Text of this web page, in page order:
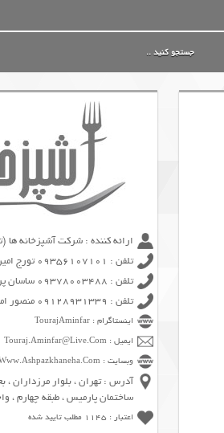
ارائه کننده : شرکت آشپزخانه ها
تلفن : 09356107101 تورج امین فر
تلفن : 09378003488 ساسان پرتو
تلفن : 09128931339 منصور امین فر
اینستاگرام : TourajAminfar
ایمیل : Touraj.Aminfar@Live.Com
وبسایت : Www.Ashpazkhaneha.Com
ساختمان پارمیس ، طبقه چهارم ،
اعتبار : 1145 مطلب تایید شده